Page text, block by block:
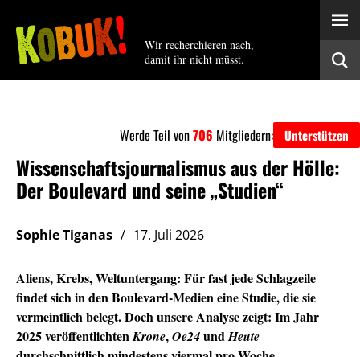
Wir recherchieren nach,
damit ihr nicht müsst.
Werde Teil von706 Mitgliedern: Unterstützen
Wissenschaftsjournalismus aus der Hölle:
Der Boulevard und seine „Studien“
Sophie Tiganas 17. Juli 2026
Aliens, Krebs, Weltuntergang: Für fast jede Schlagzeile
findet sich in den Boulevard-Medien eine Studie, die sie
vermeintlich belegt. Doch unsere Analyse zeigt: Im Jahr
2025 veröffentlichtenKrone,Oe24undHeute